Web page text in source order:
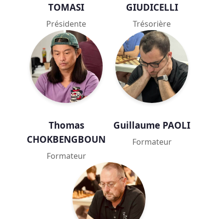
TOMASI
Présidente
GIUDICELLI
Trésorière
Thomas
CHOKBENGBOUN
Formateur
Guillaume PAOLI
Formateur